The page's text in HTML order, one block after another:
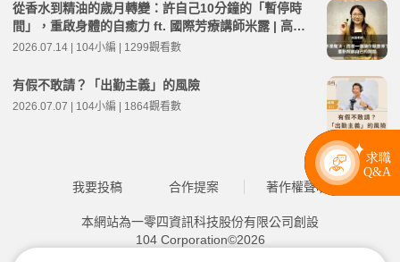
從香水到精油的歲月轉變：許自己10分鐘的「暫停時
間」，重啟身體的自癒力 ft. 國際芳療講師米露 | 高年
級不打烊 x 用 AI 點亮第二人生 EP281
2026.07.14 | 104小編 | 1299觀看數
有假不敢請？「出勤主義」的風險
2026.07.07 | 104小編 | 1864觀看數
我要投稿 合作提案 著作權聲明
本網站為一零四資訊科技股份有限公司創設
104 Corporation©2026